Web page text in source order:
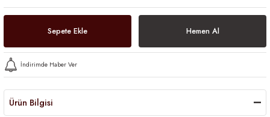
Sepete Ekle Hemen Al
İndirimde Haber Ver
Ürün Bilgisi